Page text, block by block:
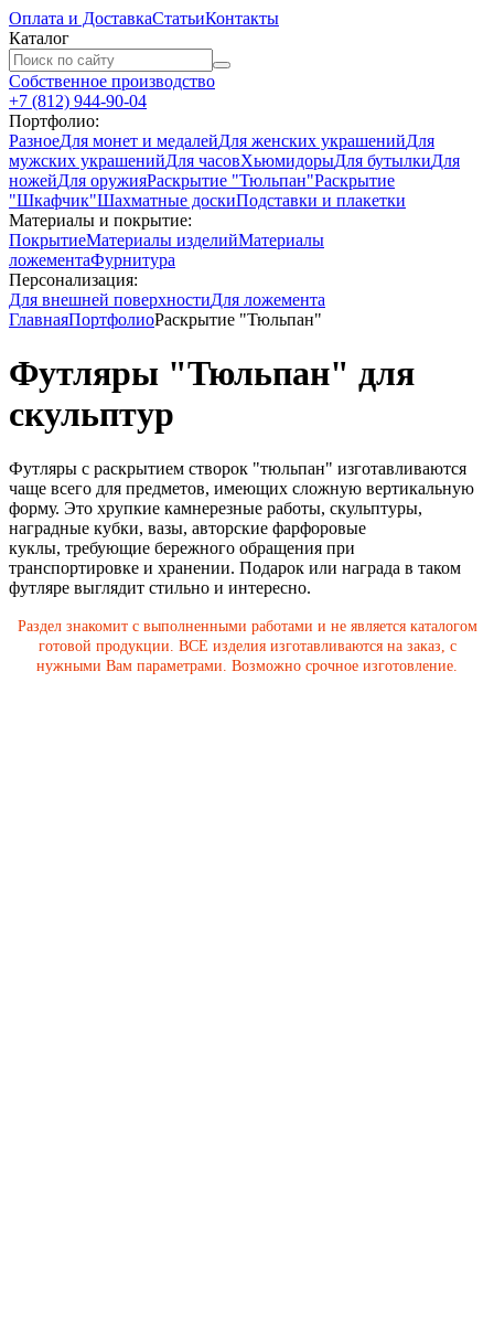
Оплата и ДоставкаСтатьиКонтакты
Каталог
Собственное производство
+7 (812) 944-90-04
Портфолио:
РазноеДля монет и медалейДля женских украшенийДля
мужских украшенийДля часовХьюмидорыДля бутылкиДля
ножейДля оружияРаскрытие "Тюльпан"Раскрытие
"Шкафчик"Шахматные доскиПодставки и плакетки
Материалы и покрытие:
ПокрытиеМатериалы изделийМатериалы
ложементаФурнитура
Персонализация:
Для внешней поверхностиДля ложемента
ГлавнаяПортфолиоРаскрытие "Тюльпан"
Футляры "Тюльпан" для
скульптур
Футляры с раскрытием створок "тюльпан" изготавливаются
чаще всего для предметов, имеющих сложную вертикальную
форму. Это хрупкие камнерезные работы, скульптуры,
наградные кубки, вазы, авторские фарфоровые
куклы, требующие бережного обращения при
транспортировке и хранении. Подарок или награда в таком
футляре выглядит стильно и интересно.
Раздел знакомит с выполненными работами и не является каталогом
готовой продукции. ВСЕ изделия изготавливаются на заказ, с
нужными Вам параметрами. Возможно срочное изготовление.